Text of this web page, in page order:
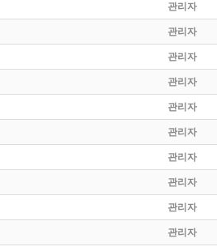
관리자
관리자
관리자
관리자
관리자
관리자
관리자
관리자
관리자
관리자